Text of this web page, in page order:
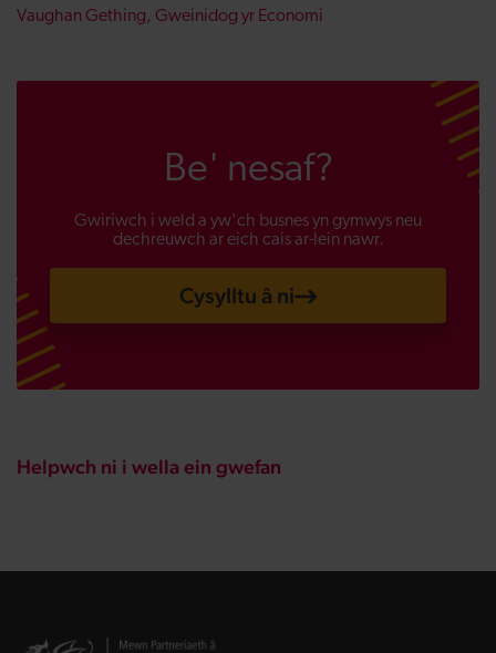
Vaughan Gething, Gweinidog yr Economi
Be' nesaf?
Gwiriwch i weld a yw'ch busnes yn gymwys neu
dechreuwch ar eich cais ar-lein nawr.
Cysylltu â ni
Helpwch ni i wella ein gwefan